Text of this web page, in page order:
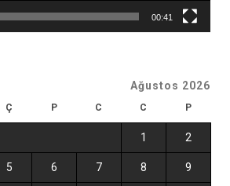
00:41
Ağustos 2026
Ç P C C P
1 2
5 6 7 8 9